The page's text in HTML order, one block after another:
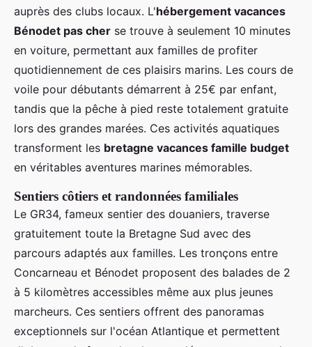
auprès des clubs locaux. L'hébergement vacances
Bénodet pas cher se trouve à seulement 10 minutes
en voiture, permettant aux familles de profiter
quotidiennement de ces plaisirs marins. Les cours de
voile pour débutants démarrent à 25€ par enfant,
tandis que la pêche à pied reste totalement gratuite
lors des grandes marées. Ces activités aquatiques
transforment les bretagne vacances famille budget
en véritables aventures marines mémorables.
Sentiers côtiers et randonnées familiales
Le GR34, fameux sentier des douaniers, traverse
gratuitement toute la Bretagne Sud avec des
parcours adaptés aux familles. Les tronçons entre
Concarneau et Bénodet proposent des balades de 2
à 5 kilomètres accessibles même aux plus jeunes
marcheurs. Ces sentiers offrent des panoramas
exceptionnels sur l'océan Atlantique et permettent